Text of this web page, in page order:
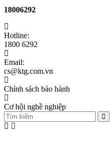
18006292
Hotline:
1800 6292
Email:
cs@ktg.com.vn
Chính sách bảo hành
Cơ hội nghề nghiệp